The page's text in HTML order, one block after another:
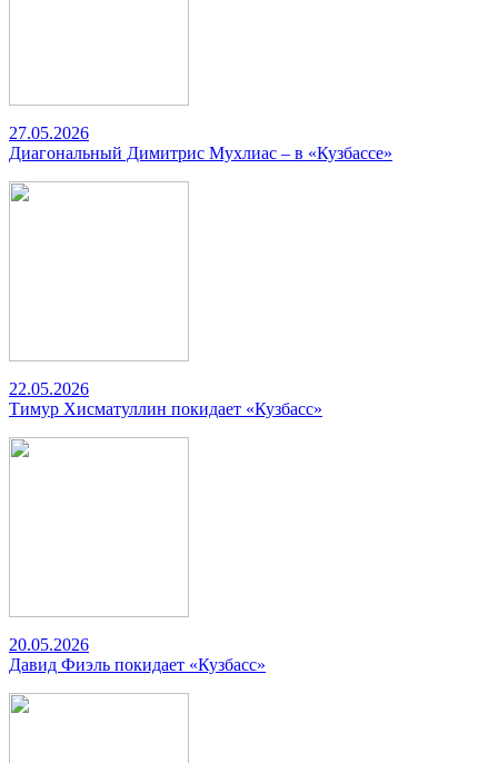
27.05.2026
Диагональный Димитрис Мухлиас – в «Кузбассе»
22.05.2026
Тимур Хисматуллин покидает «Кузбасс»
20.05.2026
Давид Фиэль покидает «Кузбасс»